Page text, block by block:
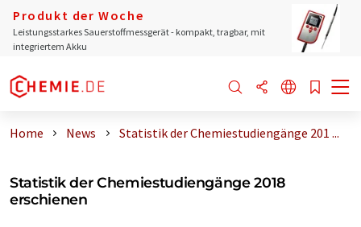
Produkt der Woche
Leistungsstarkes Sauerstoffmessgerät - kompakt, tragbar, mit
integriertem Akku
Home News Statistik der Chemiestudiengänge 201 ...
Statistik der Chemiestudiengänge 2018
erschienen